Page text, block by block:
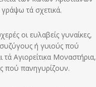
τά σχετικά.
οι ευλαβείς γυναίκες,
ή γυιούς πού
τά Αγιορείτικα Μοναστήρια,
πού πανηγυρίζουν.